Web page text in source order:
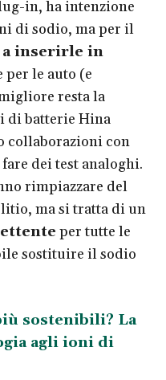
in, ha intenzione
di sodio, ma per il
a inserirle in
per le auto (e
resta la
di batterie Hina
collaborazioni con
dei test analoghi.
rimpiazzare del
ma si tratta di un
per tutte le
sostituire il sodio
sostenibili? La
agli ioni di